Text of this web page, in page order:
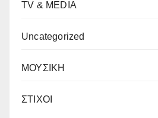
TV & MEDIA
Uncategorized
ΜΟΥΣΙΚΗ
ΣΤΙΧΟΙ